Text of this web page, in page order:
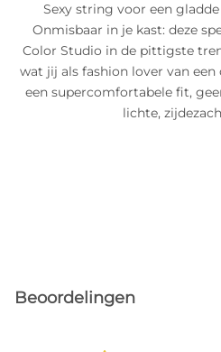
Sexy string voor een
Onmisbaar in je kast: deze
Color Studio in de pittigste
wat jij als fashion lover van
een supercomfortabele fit,
lichte,
Beoordelingen